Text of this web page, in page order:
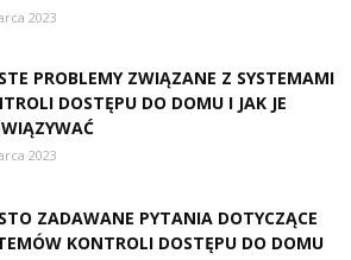
2023
PROBLEMY ZWIĄZANE Z SYSTEMAMI
DOSTĘPU DO DOMU I JAK JE
2023
ZADAWANE PYTANIA DOTYCZĄCE
KONTROLI DOSTĘPU DO DOMU